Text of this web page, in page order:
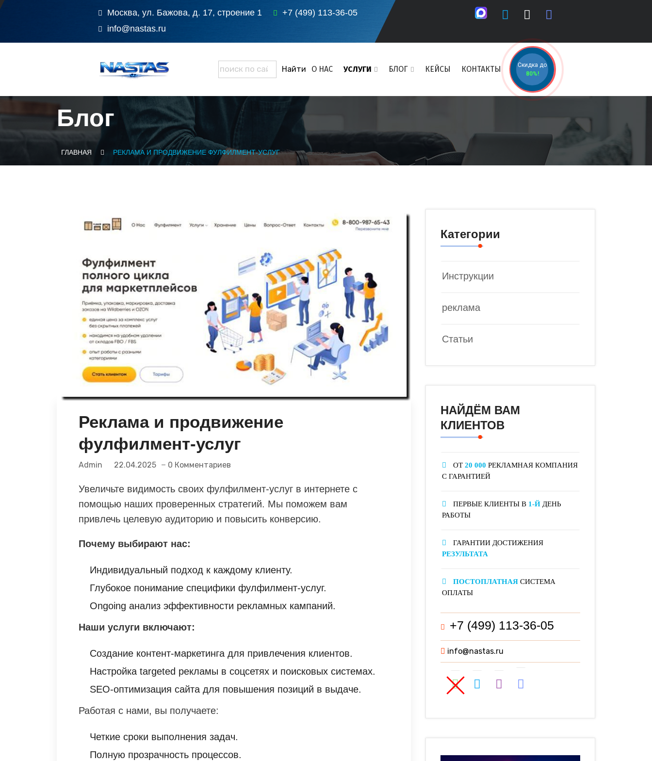
Москва, ул. Бажова, д. 17, строение 1
+7 (499) 113-36-05
info@nastas.ru
О НАС УСЛУГИ БЛОГ КЕЙСЫ КОНТАКТЫ
Скидка до
80%!
Блог
ГЛАВНАЯ РЕКЛАМА И ПРОДВИЖЕНИЕ ФУЛФИЛМЕНТ-УСЛУГ
Реклама и продвижение
фулфилмент-услуг
Admin 22.04.2025 0 Комментариев
Увеличьте видимость своих фулфилмент-услуг в интернете с
помощью наших проверенных стратегий. Мы поможем вам
привлечь целевую аудиторию и повысить конверсию.
Почему выбирают нас:
Индивидуальный подход к каждому клиенту.
Глубокое понимание специфики фулфилмент-услуг.
Оngoing анализ эффективности рекламных кампаний.
Наши услуги включают:
Создание контент-маркетинга для привлечения клиентов.
Настройка targeted рекламы в соцсетях и поисковых системах.
SEO-оптимизация сайта для повышения позиций в выдаче.
Работая с нами, вы получаете:
Четкие сроки выполнения задач.
Полную прозрачность процессов.
Категории
Инструкции
реклама
Статьи
НАЙДЁМ ВАМ
КЛИЕНТОВ
ОТ 20 000 РЕКЛАМНАЯ КОМПАНИЯ
С ГАРАНТИЕЙ
ПЕРВЫЕ КЛИЕНТЫ В 1-Й ДЕНЬ
РАБОТЫ
ГАРАНТИИ ДОСТИЖЕНИЯ
РЕЗУЛЬТАТА
ПОСТОПЛАТНАЯ СИСТЕМА
ОПЛАТЫ
+7 (499) 113-36-05
info@nastas.ru